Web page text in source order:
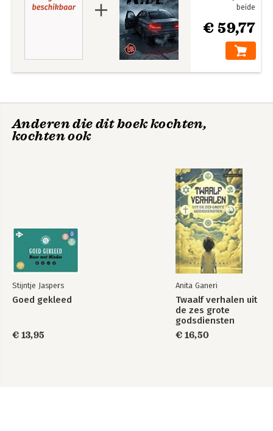
€ 59,77
beide
Anderen die dit boek kochten,
kochten ook
Stijntje Jaspers
Goed gekleed
€ 13,95
Anita Ganeri
Twaalf verhalen uit
de zes grote
godsdiensten
€ 16,50